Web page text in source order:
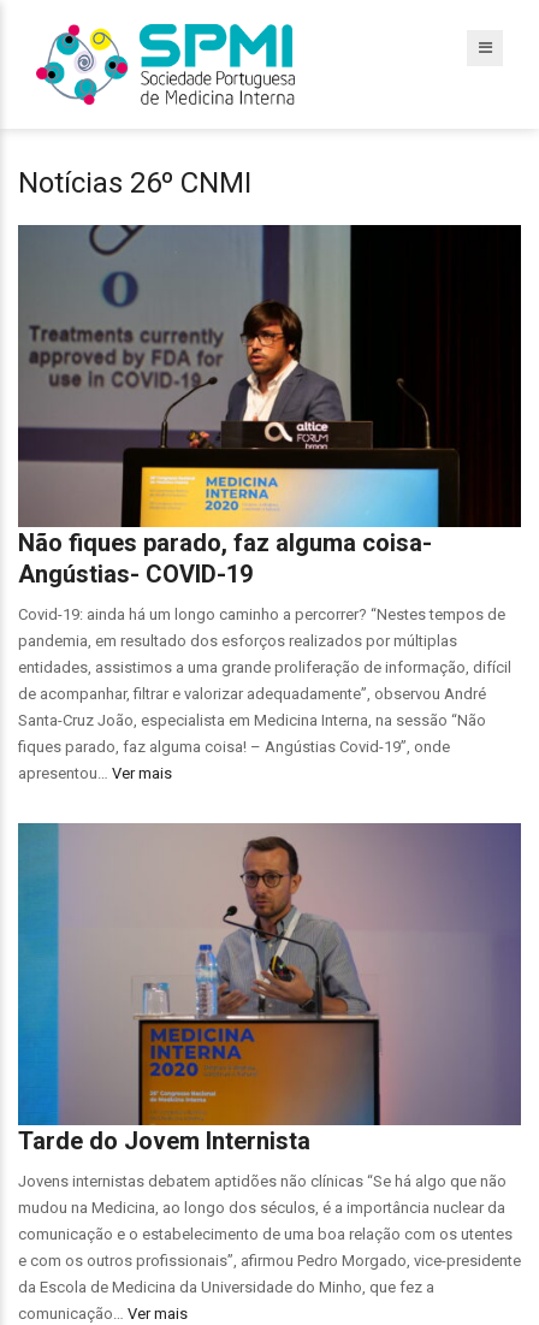
Notícias 26º CNMI
Não fiques parado, faz alguma coisa-
Angústias- COVID-19
Covid-19: ainda há um longo caminho a percorrer? “Nestes tempos de
pandemia, em resultado dos esforços realizados por múltiplas
entidades, assistimos a uma grande proliferação de informação, difícil
de acompanhar, filtrar e valorizar adequadamente”, observou André
Santa-Cruz João, especialista em Medicina Interna, na sessão “Não
fiques parado, faz alguma coisa! – Angústias Covid-19”, onde
apresentou… Ver mais
Tarde do Jovem Internista
Jovens internistas debatem aptidões não clínicas “Se há algo que não
mudou na Medicina, ao longo dos séculos, é a importância nuclear da
comunicação e o estabelecimento de uma boa relação com os utentes
e com os outros profissionais”, afirmou Pedro Morgado, vice-presidente
da Escola de Medicina da Universidade do Minho, que fez a
comunicação… Ver mais